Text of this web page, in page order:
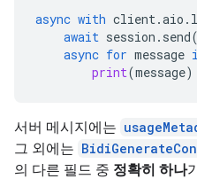
async with client.aio .
await session . send(
async for message
print(message)
서버 메시지에는
그 외에는
의 다른 필드 중 정확히 하나